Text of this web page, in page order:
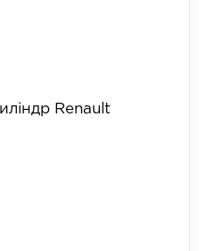
Renault